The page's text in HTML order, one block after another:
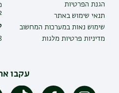
הגנת הפרטיות
תנאי שימוש באתר
שימוש נאות במערכות המחשוב
מדיניות פרטיות מלגות
עקבו